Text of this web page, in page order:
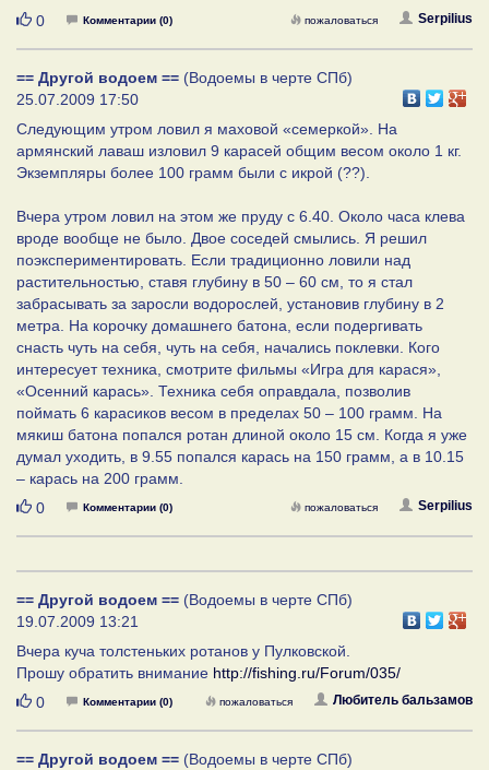
Нравится
0 Комментарии (0) Serpilius
пожаловаться
== Другой водоем == (Водоемы в черте СПб)
25.07.2009 17:50
Следующим утром ловил я маховой «семеркой». На
армянский лаваш изловил 9 карасей общим весом около 1 кг.
Экземпляры более 100 грамм были с икрой (??).
Вчера утром ловил на этом же пруду с 6.40. Около часа клева
вроде вообще не было. Двое соседей смылись. Я решил
поэкспериментировать. Если традиционно ловили над
растительностью, ставя глубину в 50 – 60 см, то я стал
забрасывать за заросли водорослей, установив глубину в 2
метра. На корочку домашнего батона, если подергивать
снасть чуть на себя, чуть на себя, начались поклевки. Кого
интересует техника, смотрите фильмы «Игра для карася»,
«Осенний карась». Техника себя оправдала, позволив
поймать 6 карасиков весом в пределах 50 – 100 грамм. На
мякиш батона попался ротан длиной около 15 см. Когда я уже
думал уходить, в 9.55 попался карась на 150 грамм, а в 10.15
– карась на 200 грамм.
Нравится
0 Комментарии (0) Serpilius
пожаловаться
== Другой водоем == (Водоемы в черте СПб)
19.07.2009 13:21
Вчера куча толстеньких ротанов у Пулковской.
Прошу обратить внимание http://fishing.ru/Forum/035/
Нравится
0 Комментарии (0) Любитель бальзамов
пожаловаться
== Другой водоем == (Водоемы в черте СПб)